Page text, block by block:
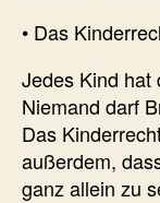
• Das
Jedes Kind hat
Niemand darf
Das
außerdem,
ganz allein zu